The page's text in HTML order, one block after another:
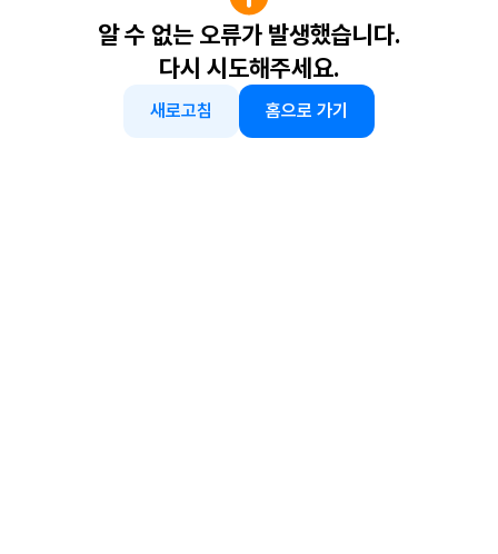
알 수 없는 오류가 발생했습니다.
다시 시도해주세요.
새로고침 홈으로 가기